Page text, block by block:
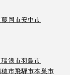
藤岡市安中市
瑞浪市羽島市
穂市飛騨市本巣市